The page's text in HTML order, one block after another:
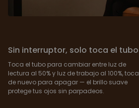
Sin interruptor, solo toca el tubo
Toca el tubo para cambiar entre luz de
lectura al 50% y luz de trabajo al 100%, toca
de nuevo para apagar — el brillo suave
protege tus ojos sin parpadeos.